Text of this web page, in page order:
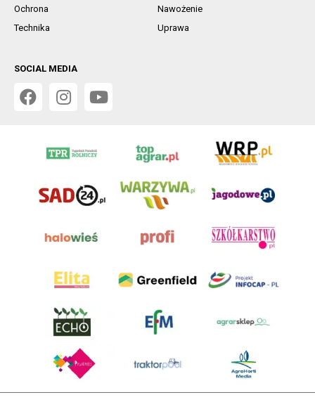
Ochrona
Nawożenie
Technika
Uprawa
SOCIAL MEDIA